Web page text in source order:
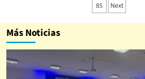
85 Next
Más Noticias